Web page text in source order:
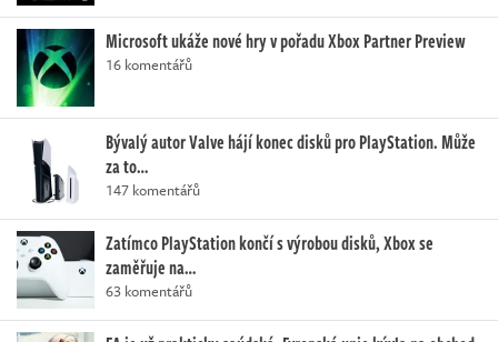
Microsoft ukáže nové hry v pořadu Xbox Partner Preview
16 komentářů
Bývalý autor Valve hájí konec disků pro PlayStation. Může
za to…
147 komentářů
Zatímco PlayStation končí s výrobou disků, Xbox se
zaměřuje na…
63 komentářů